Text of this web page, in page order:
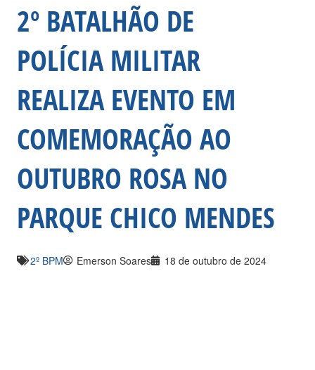
2º BATALHÃO DE
POLÍCIA MILITAR
REALIZA EVENTO EM
COMEMORAÇÃO AO
OUTUBRO ROSA NO
PARQUE CHICO MENDES
2º BPM Emerson Soares 18 de outubro de 2024